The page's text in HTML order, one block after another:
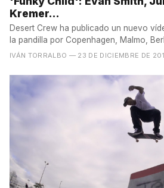
Kremer...
Desert Crew ha publicado un nuevo
la pandilla por Copenhagen, Malmo,
IVÁN TORRALBO — 23 DE DICIEMBRE DE